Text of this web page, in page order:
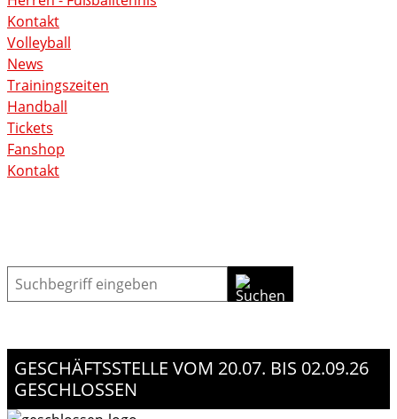
Kontakt
Volleyball
News
Trainingszeiten
Handball
Tickets
Fanshop
Kontakt
Suche
GESCHÄFTSSTELLE VOM 20.07. BIS 02.09.26
GESCHLOSSEN